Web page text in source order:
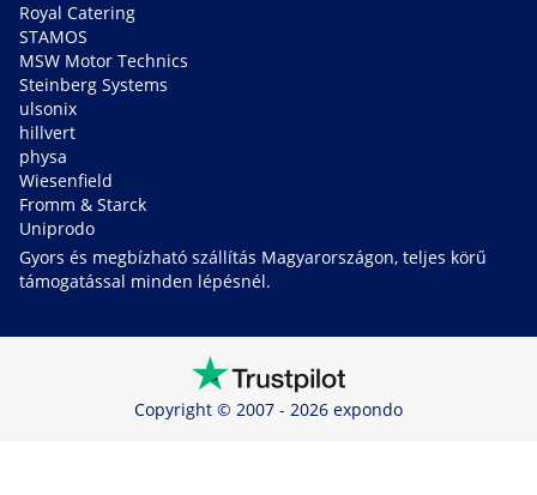
Royal Catering
STAMOS
MSW Motor Technics
Steinberg Systems
ulsonix
hillvert
physa
Wiesenfield
Fromm & Starck
Uniprodo
Gyors és megbízható szállítás Magyarországon, teljes körű
támogatással minden lépésnél.
Copyright © 2007 - 2026 expondo